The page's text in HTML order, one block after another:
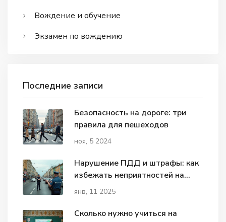
Вождение и обучение
Экзамен по вождению
Последние записи
Безопасность на дороге: три
правила для пешеходов
ноя, 5 2024
Нарушение ПДД и штрафы: как
избежать неприятностей на
дороге
янв, 11 2025
Сколько нужно учиться на